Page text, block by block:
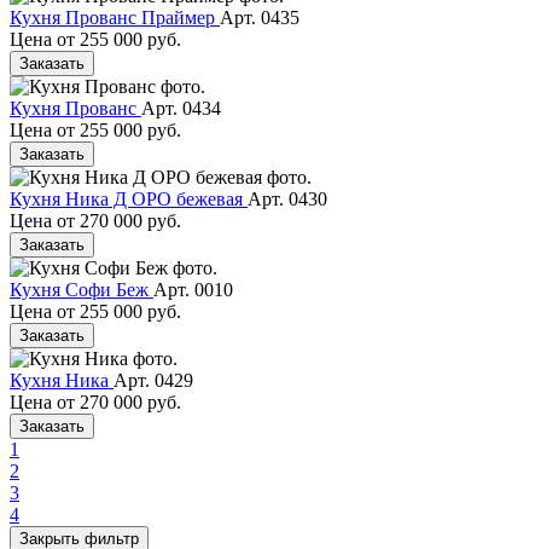
Кухня Прованс Праймер Арт. 0435
Цена от 255 000 руб.
Заказать
Кухня Прованс Арт. 0434
Цена от 255 000 руб.
Заказать
Кухня Ника Д ОРО бежевая Арт. 0430
Цена от 270 000 руб.
Заказать
Кухня Софи Беж Арт. 0010
Цена от 255 000 руб.
Заказать
Кухня Ника Арт. 0429
Цена от 270 000 руб.
Заказать
1
2
3
4
Закрыть фильтр